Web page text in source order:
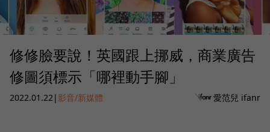
修修臉要說！英國跟上挪威，商業廣告
修圖須標示「哪裡動手腳」
2022.01.22 | 影音/新媒體 愛范兒 ifanr